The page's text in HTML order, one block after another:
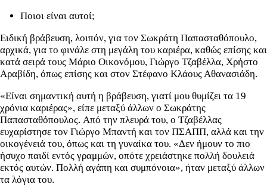
Ποιοι είναι αυτοί;
Ειδική βράβευση, λοιπόν, για τον Σωκράτη Παπασταθόπουλο,
αρχικά, για το φινάλε στη μεγάλη του καριέρα, καθώς επίσης και
κατά σειρά τους Μάριο Οικονόμου, Γιώργο Τζαβέλλα, Χρήστο
Αραβίδη, όπως επίσης και στον Στέφανο Κλάους Αθανασιάδη.
«Είναι σημαντική αυτή η βράβευση, γιατί μου θυμίζει τα 19
χρόνια καριέρας», είπε μεταξύ άλλων ο Σωκράτης
Παπασταθόπουλος. Από την πλευρά του, ο Τζαβέλλας
ευχαρίστησε τον Γιώργο Μπαντή και τον ΠΣΑΠΠ, αλλά και την
οικογένειά του, όπως και τη γυναίκα του. «Δεν ήμουν το πιο
ήσυχο παιδί εντός γραμμών, οπότε χρειάστηκε πολλή δουλειά
εκτός αυτών. Πολλή αγάπη και συμπόνοια», ήταν μεταξύ άλλων
τα λόγια του.